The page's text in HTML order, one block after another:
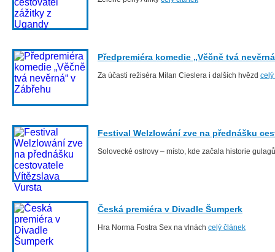
Předpremiéra komedie „Věčně tvá
Za účasti režiséra Milan Cieslera i dalších hvězd
Festival Welzlowání zve na přednášku
Solovecké ostrovy – místo, kde začala historie
Česká premiéra v Divadle Šumperk
Hra Norma Fostra Sex na vlnách celý článek